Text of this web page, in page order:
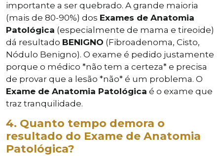
importante a ser quebrado. A grande maioria
(mais de 80-90%) dos Exames de Anatomia
Patológica (especialmente de mama e tireoide)
dá resultado BENIGNO (Fibroadenoma, Cisto,
Nódulo Benigno). O exame é pedido justamente
porque o médico *não tem a certeza* e precisa
de provar que a lesão *não* é um problema. O
Exame de Anatomia Patológica é o exame que
traz tranquilidade.
4. Quanto tempo demora o
resultado do Exame de Anatomia
Patológica?